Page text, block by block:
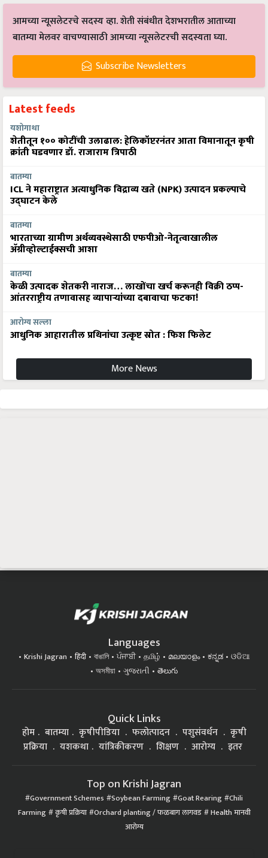
आमच्या न्यूसलेटरचे सदस्य व्हा. शेती संबंधीत देशभरातील आताच्या
बातम्या मेलवर वाचण्यासाठी आमच्या न्यूसलेटरची सदस्यता घ्या.
Subscribe Newsletters
Latest feeds
यशोगाथा
शेतीतून १०० कोटींची उलाढाल: हेलिकॉप्टरनंतर आता विमानातून कृषी
क्रांती घडवणार डॉ. राजाराम त्रिपाठी
बातम्या
ICL ने महाराष्ट्रात अत्याधुनिक विद्राव्य खते (NPK) उत्पादन प्रकल्पाचे
उद्घाटन केले
बातम्या
भारताच्या ग्रामीण अर्थव्यवस्थेसाठी एफपीओ-नेतृत्वाखालील
अ‍ॅग्रीव्होल्टाईक्सची आशा
बातम्या
केळी उत्पादक शेतकरी नाराज… लाखोंचा खर्च करूनही विक्री ठप्प-
आंतरराष्ट्रीय तणावासह व्यापाऱ्यांच्या दबावाचा फटका!
आरोग्य सल्ला
आधुनिक आहारातील प्रथिनांचा उत्कृष्ट स्रोत : फिश फिलेट
More News
Languages
Krishi Jagran हिंदी বাঙালি ਪੰਜਾਬੀ தமிழ் മലയാളം ಕನ್ನಡ
ଓଡିଆ
অসমীয়া
ગુજરાતી తెలుగు
Quick Links
होम बातम्या कृषीपीडिया फलोत्पादन पशुसंवर्धन
कृषी
प्रक्रिया
यशकथा यांत्रिकीकरण शिक्षण आरोग्य इतर
Top on Krishi Jagran
Government Schemes Soybean Farming Goat Rearing Chili
Farming कृषी प्रक्रिया Orchard planting / फळबाग लागवड Health मानवी
आरोग्य